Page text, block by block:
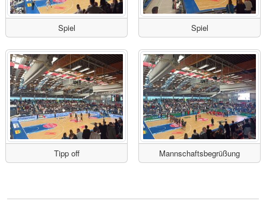
Spiel Spiel
Tipp off Mannschaftsbegrüßung